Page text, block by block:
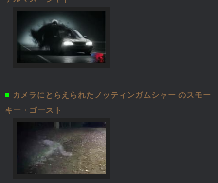
■ カメラにとらえられたノッティンガムシャー のスモー
キー・ゴースト